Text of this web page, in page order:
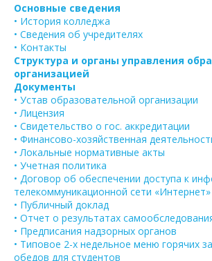
Основные сведения
• История колледжа
• Сведения об учредителях
• Контакты
Структура и органы управления
организацией
Документы
• Устав образовательной организации
• Лицензия
• Свидетельство о гос. аккредитации
• Финансово-хозяйственная
• Локальные нормативные акты
• Учетная политика
• Договор об обеспечении доступа к
телекоммуникационной сети «Интернет»
• Публичный доклад
• Отчет о результатах
• Предписания надзорных органов
• Типовое 2-х недельное меню горячих
обедов для студентов